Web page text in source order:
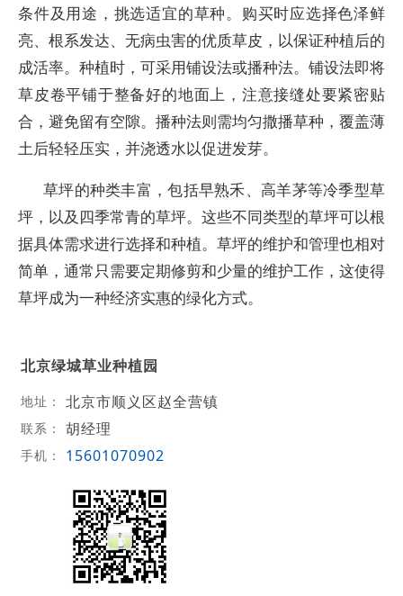
条件及用途，挑选适宜的草种。购买时应选择色泽鲜
亮、根系发达、无病虫害的优质草皮，以保证种植后的
成活率。种植时，可采用铺设法或播种法。铺设法即将
草皮卷平铺于整备好的地面上，注意接缝处要紧密贴
合，避免留有空隙。播种法则需均匀撒播草种，覆盖薄
土后轻轻压实，并浇透水以促进发芽。
草坪的种类丰富，包括早熟禾、高羊茅等冷季型草
坪，以及四季常青的草坪。这些不同类型的草坪可以根
据具体需求进行选择和种植。‌草坪的维护和管理也相对
简单，通常只需要定期修剪和少量的维护工作‌，这使得
草坪成为一种经济实惠的绿化方式。
北京绿城草业种植园
地址： 北京市顺义区赵全营镇
联系： 胡经理
手机： 15601070902